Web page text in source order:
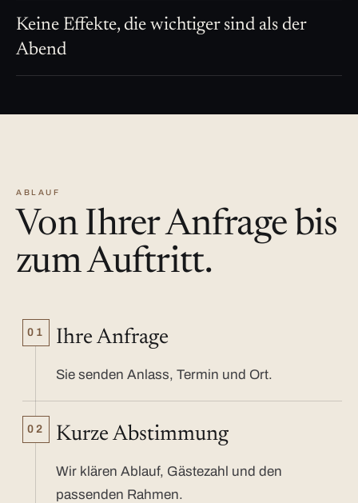
Keine Effekte, die wichtiger sind als der
Abend
ABLAUF
Von Ihrer Anfrage bis
zum Auftritt.
01 Ihre Anfrage
Sie senden Anlass, Termin und Ort.
02 Kurze Abstimmung
Wir klären Ablauf, Gästezahl und den
passenden Rahmen.